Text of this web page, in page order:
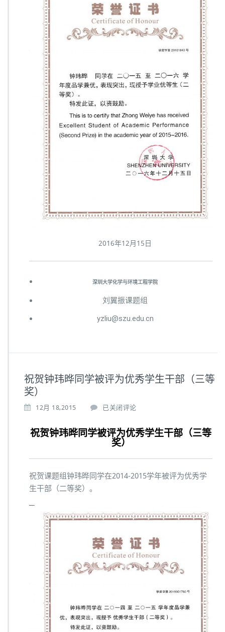
2016年12月15日
深圳大学化学与环境工程学院
刘翼振课题组
yzliu@szu.edu.cn
祝贺钟玮晔同学被评为优秀学生干部（三等
奖）
12月 18,2015 已关闭评论
祝贺钟玮晔同学被评为优秀学生干部（三等
奖）
祝贺课题组钟玮晔同学在2014-2015学年被评为优秀学
生干部（二等奖）。